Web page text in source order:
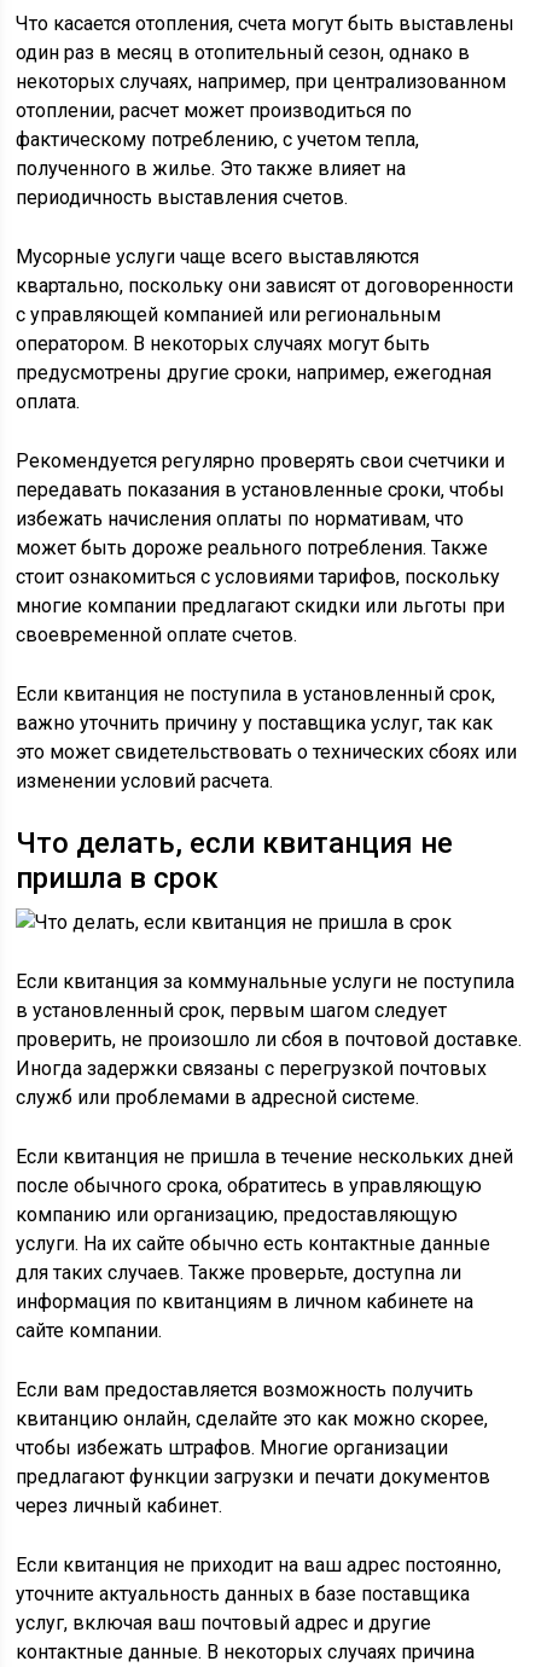
Что касается отопления, счета могут быть выставлены
один раз в месяц в отопительный сезон, однако в
некоторых случаях, например, при централизованном
отоплении, расчет может производиться по
фактическому потреблению, с учетом тепла,
полученного в жилье. Это также влияет на
периодичность выставления счетов.
Мусорные услуги чаще всего выставляются
квартально, поскольку они зависят от договоренности
с управляющей компанией или региональным
оператором. В некоторых случаях могут быть
предусмотрены другие сроки, например, ежегодная
оплата.
Рекомендуется регулярно проверять свои счетчики и
передавать показания в установленные сроки, чтобы
избежать начисления оплаты по нормативам, что
может быть дороже реального потребления. Также
стоит ознакомиться с условиями тарифов, поскольку
многие компании предлагают скидки или льготы при
своевременной оплате счетов.
Если квитанция не поступила в установленный срок,
важно уточнить причину у поставщика услуг, так как
это может свидетельствовать о технических сбоях или
изменении условий расчета.
Что делать, если квитанция не
пришла в срок
Если квитанция за коммунальные услуги не поступила
в установленный срок, первым шагом следует
проверить, не произошло ли сбоя в почтовой доставке.
Иногда задержки связаны с перегрузкой почтовых
служб или проблемами в адресной системе.
Если квитанция не пришла в течение нескольких дней
после обычного срока, обратитесь в управляющую
компанию или организацию, предоставляющую
услуги. На их сайте обычно есть контактные данные
для таких случаев. Также проверьте, доступна ли
информация по квитанциям в личном кабинете на
сайте компании.
Если вам предоставляется возможность получить
квитанцию онлайн, сделайте это как можно скорее,
чтобы избежать штрафов. Многие организации
предлагают функции загрузки и печати документов
через личный кабинет.
Если квитанция не приходит на ваш адрес постоянно,
уточните актуальность данных в базе поставщика
услуг, включая ваш почтовый адрес и другие
контактные данные. В некоторых случаях причина